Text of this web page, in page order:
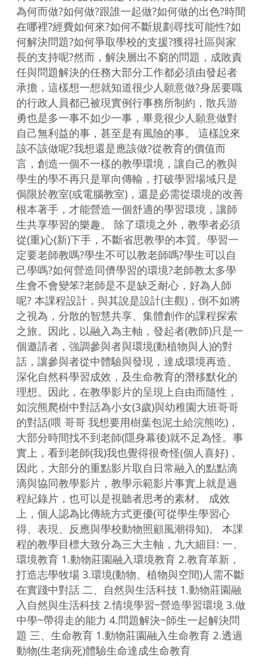
為何而做?如何做?跟誰一起做?如何做的出色?時間
在哪裡?經費如何來?如何不斷規劃尋找可能性?如
何解決問題?如何爭取學校的支援?獲得社區與家
長的支持呢?然而，解決層出不窮的問題，成敗責
任與問題解決的任務大部分工作都必須由發起者
承擔，這樣想一想就知道很少人願意做?身居要職
的行政人員都已被現實例行事務所制約，散兵游
勇也是多一事不如少一事，畢竟很少人願意做對
自己無利益的事，甚至是有風險的事。 這樣說來
該不該做呢?我想還是應該做?從教育的價值而
言，創造一個不一樣的教學環境，讓自己的教與
學生的學不再只是單向傳輸，打破學習場域只是
侷限於教室(或電腦教室)，還是必需從環境的改善
根本著手，才能營造一個舒適的學習環境，讓師
生共享學習的樂趣。 除了環境之外，教學者必須
從(重)心(新)下手，不斷省思教學的本質。學習一
定要老師教嗎?學生不可以教老師嗎?學生可以自
己學嗎?如何營造同儕學習的環境?老師教太多學
生會不會變笨?老師是不是缺乏耐心，好為人師
呢? 本課程設計，與其說是設計(主觀)，倒不如將
之視為，分散的智慧共享、集體創作的課程探索
之旅。因此，以融入為主軸，發起者(教師)只是一
個邀請者，強調參與者與環境(動植物與人)的對
話，讓參與者從中體驗與發現，達成環境再造、
深化自然科學習成效，及生命教育的潛移默化的
理想。因此，在教學影片的呈現上自由而隨性，
如浣熊爬樹中對話為小女(3歲)與幼稚園大班哥哥
的對話(喂 哥哥 我想要用樹葉包泥土給浣熊吃)，
大部分時間找不到老師(隱身幕後)就不足為怪。事
實上，看到老師(我)我也覺得很奇怪(個人喜好)，
因此，大部分的重點影片取自日常融入的點點滴
滴與協同教學影片，教學示範影片事實上就是過
程紀錄片，也可以是視聽者思考的素材。 成效
上，個人認為比傳統方式更優(可從學生學習心
得、表現、反應與學校動物照顧風潮得知)。 本課
程的教學目標大致分為三大主軸，九大細目: 一、
環境教育 1.動物莊園融入環境教育 2.教育革新，
打造志學牧場 3.環境(動物、植物與空間)人需不斷
在實踐中對話 二、自然與生活科技 1.動物莊園融
入自然與生活科技 2.情境學習~營造學習環境 3.做
中學~帶得走的能力 4.問題解決~師生一起解決問
題 三、生命教育 1.動物莊園融入生命教育 2.透過
動物(生老病死)體驗生命達成生命教育